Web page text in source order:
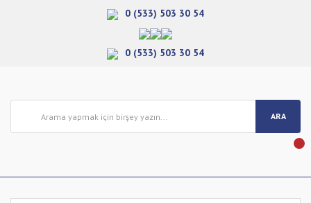
0 (533) 503 30 54
0 (533) 503 30 54
ARA